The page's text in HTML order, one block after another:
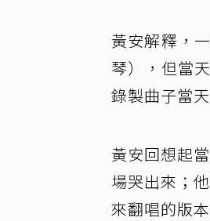
黃安解釋，
琴），但當
錄製曲子當
黃安回想起
場哭出來；
來翻唱的版